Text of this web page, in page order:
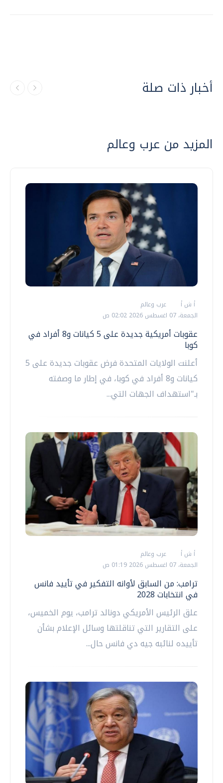
أخبار ذات صلة
المزيد من عرب وعالم
أ ش أ
عرب وعالم
الجمعة، 07 اغسطس 2026 02:02 ص
عقوبات أمريكية جديدة على 5 كيانات و8 أفراد في
كوبا
أعلنت الولايات المتحدة فرض عقوبات جديدة على 5
كيانات و8 أفراد في كوبا، في إطار ما وصفته
بـ"استهداف الجهات التي...
أ ش أ
عرب وعالم
الجمعة، 07 اغسطس 2026 01:19 ص
ترامب: من السابق لأوانه التفكير في تأييد فانس
في انتخابات 2028
علق الرئيس الأمريكي دونالد ترامب، يوم الخميس،
على التقارير التي تناقلتها وسائل الإعلام بشأن
تأييده لنائبه جيه دي فانس حال...